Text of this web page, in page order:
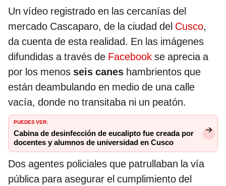
Un vídeo registrado en las cercanías del
mercado Cascaparo, de la ciudad del Cusco,
da cuenta de esta realidad. En las imágenes
difundidas a través de Facebook se aprecia a
por los menos seis canes hambrientos que
están deambulando en medio de una calle
vacía, donde no transitaba ni un peatón.
PUEDES VER:
Cabina de desinfección de eucalipto fue creada por
docentes y alumnos de universidad en Cusco
Dos agentes policiales que patrullaban la vía
pública para asegurar el cumplimiento del